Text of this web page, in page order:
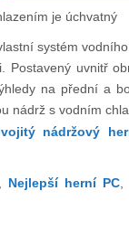
je úchvatný
systém
Postavený uvnitř
na přední a
nádrž s vodním
nádržový
Nejlepší herní PC,